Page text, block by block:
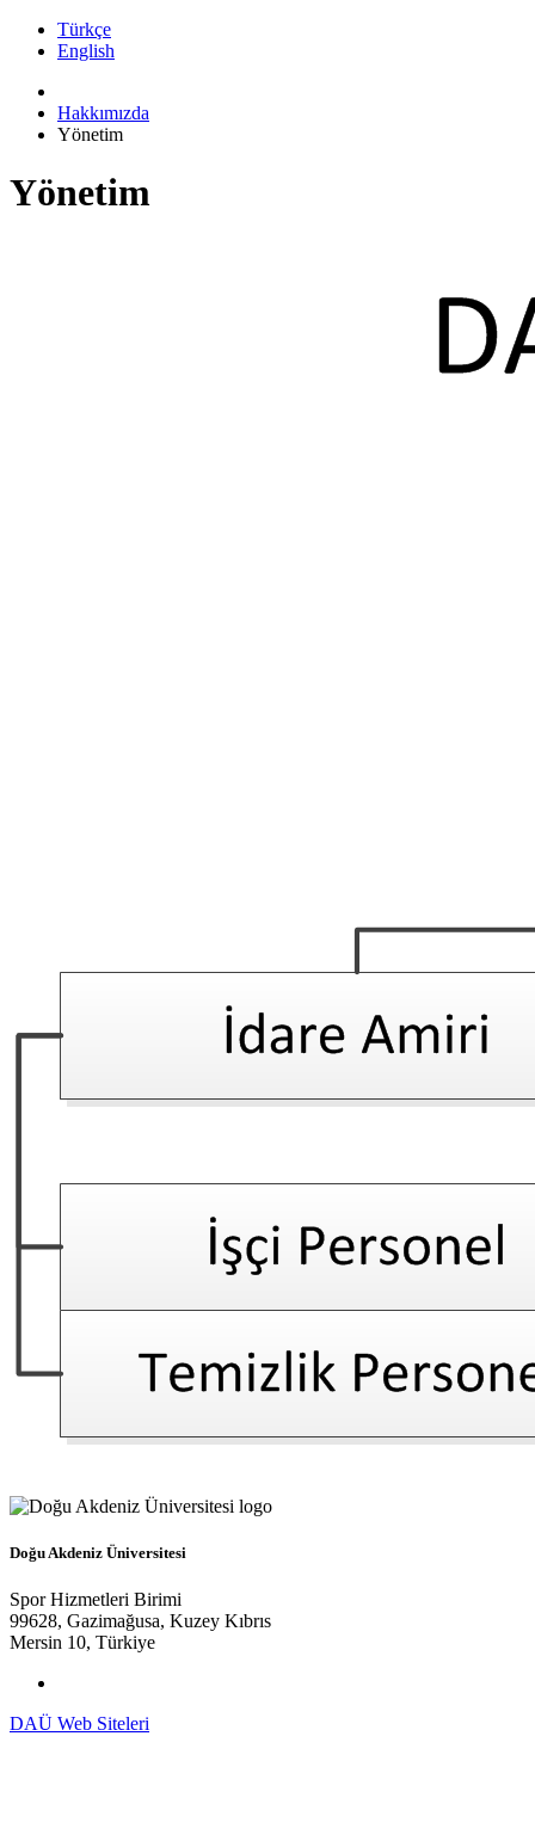
Türkçe
English
Hakkımızda
Yönetim
Yönetim
Doğu Akdeniz Üniversitesi
Spor Hizmetleri Birimi
99628, Gazimağusa, Kuzey Kıbrıs
Mersin 10, Türkiye
DAÜ Web Siteleri